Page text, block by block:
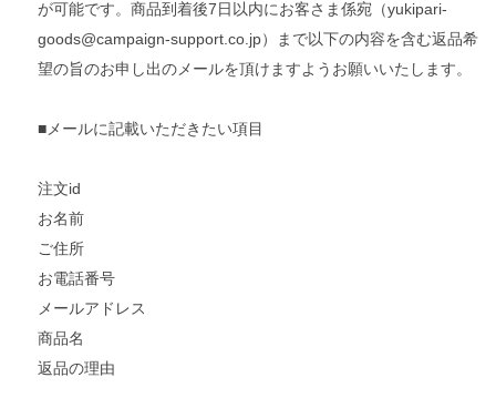
が可能です。商品到着後7日以内にお客さま係宛（yukipari-
goods@campaign-support.co.jp）まで以下の内容を含む返品希
望の旨のお申し出のメールを頂けますようお願いいたします。
■メールに記載いただきたい項目
注文id
お名前
ご住所
お電話番号
メールアドレス
商品名
返品の理由